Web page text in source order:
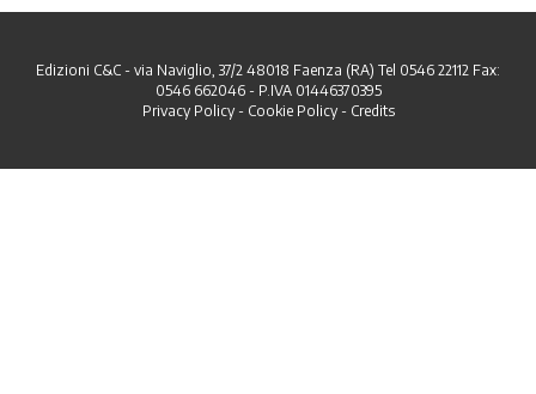
Edizioni C&C - via Naviglio, 37/2 48018 Faenza (RA) Tel 0546 22112 Fax:
0546 662046 - P.IVA 01446370395
Privacy Policy- Cookie Policy- Credits